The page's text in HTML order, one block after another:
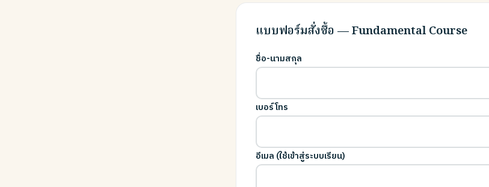
แบบฟอร์มสั่งซื้อ — Fundamental Course
ชื่อ-นามสกุล
เบอร์โทร
อีเมล (ใช้เข้าสู่ระบบเรียน)